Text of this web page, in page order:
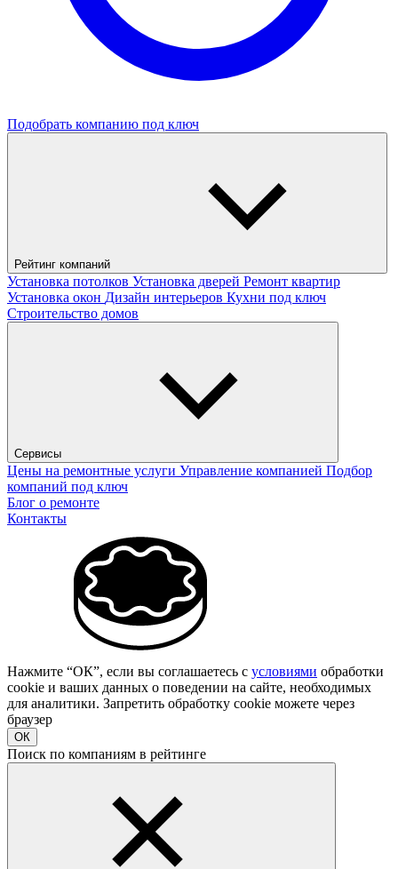
Подобрать компанию под ключ
Рейтинг компаний
Установка потолков Установка дверей Ремонт квартир
Установка окон Дизайн интерьеров Кухни под ключ
Строительство домов
Сервисы
Цены на ремонтные услуги Управление компанией Подбор
компаний под ключ
Блог о ремонте
Контакты
Нажмите “ОК”, если вы соглашаетесь с условиями обработки
cookie и ваших данных о поведении на сайте, необходимых
для аналитики. Запретить обработку cookie можете через
браузер
ОК
Поиск по компаниям в рейтинге